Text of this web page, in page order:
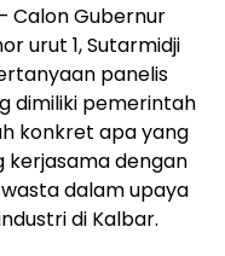
– Calon Gubernur
urut 1, Sutarmidji
panelis
dimiliki pemerintah
konkret apa yang
kerjasama dengan
dalam upaya
di Kalbar.